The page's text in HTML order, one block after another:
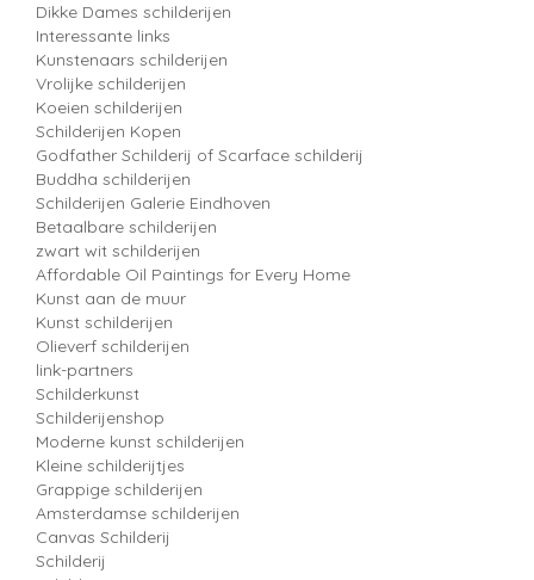
Dikke Dames schilderijen
Interessante links
Kunstenaars schilderijen
Vrolijke schilderijen
Koeien schilderijen
Schilderijen Kopen
Godfather Schilderij of Scarface schilderij
Buddha schilderijen
Schilderijen Galerie Eindhoven
Betaalbare schilderijen
zwart wit schilderijen
Affordable Oil Paintings for Every Home
Kunst aan de muur
Kunst schilderijen
Olieverf schilderijen
link-partners
Schilderkunst
Schilderijenshop
Moderne kunst schilderijen
Kleine schilderijtjes
Grappige schilderijen
Amsterdamse schilderijen
Canvas Schilderij
Schilderij